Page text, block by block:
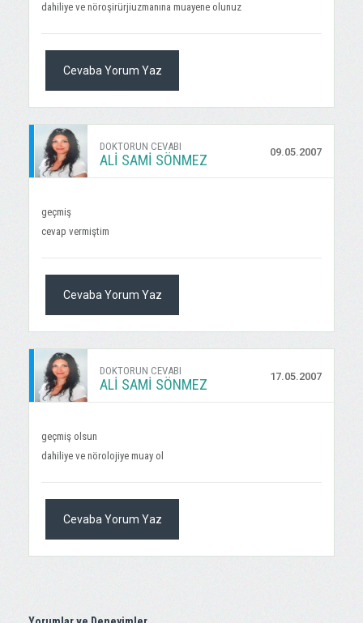
dahiliye ve nöroşirürjiuzmanına muayene olunuz
Cevaba Yorum Yaz
DOKTORUN CEVABI
ALI SAMI SÖNMEZ 09.05.2007
geçmiş
cevap vermiştim
Cevaba Yorum Yaz
DOKTORUN CEVABI
ALI SAMI SÖNMEZ 17.05.2007
geçmiş olsun
dahiliye ve nörolojiye muay ol
Cevaba Yorum Yaz